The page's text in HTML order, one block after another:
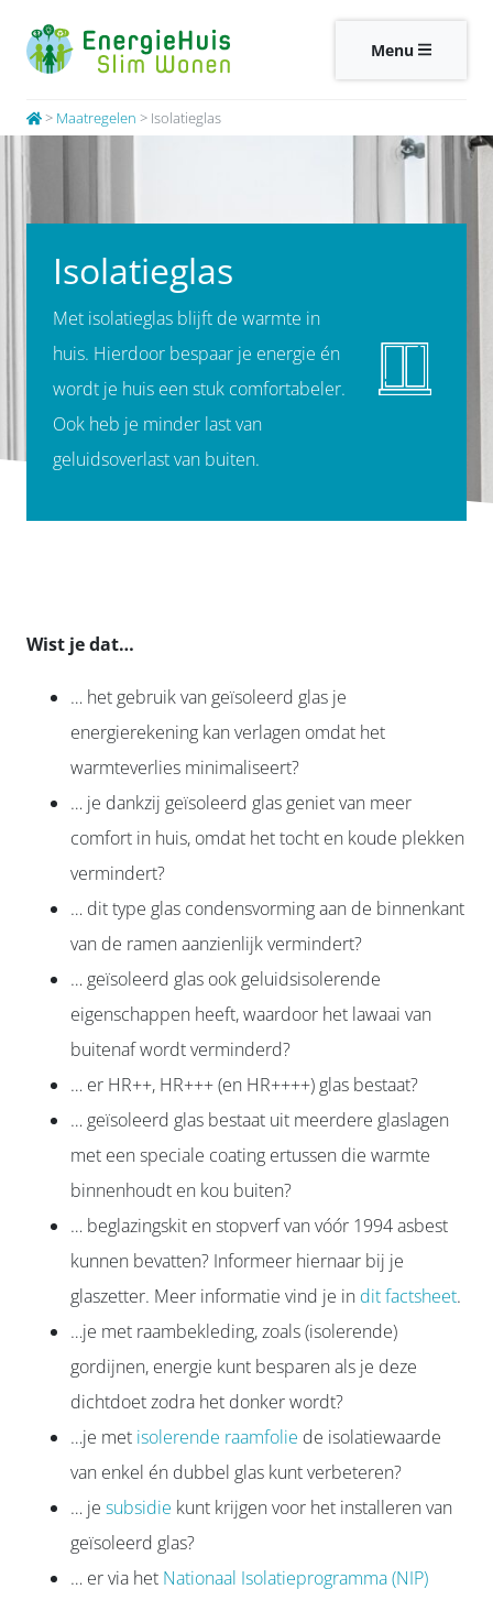
Menu
> Maatregelen > Isolatieglas
Isolatieglas
Met isolatieglas blijft de warmte in
huis. Hierdoor bespaar je energie én
wordt je huis een stuk comfortabeler.
Ook heb je minder last van
geluidsoverlast van buiten.
Wist je dat…
… het gebruik van geïsoleerd glas je
energierekening kan verlagen omdat het
warmteverlies minimaliseert?
… je dankzij geïsoleerd glas geniet van meer
comfort in huis, omdat het tocht en koude plekken
vermindert?
… dit type glas condensvorming aan de binnenkant
van de ramen aanzienlijk vermindert?
… geïsoleerd glas ook geluidsisolerende
eigenschappen heeft, waardoor het lawaai van
buitenaf wordt verminderd?
… er HR++, HR+++ (en HR++++) glas bestaat?
… geïsoleerd glas bestaat uit meerdere glaslagen
met een speciale coating ertussen die warmte
binnenhoudt en kou buiten?
… beglazingskit en stopverf van vóór 1994 asbest
kunnen bevatten? Informeer hiernaar bij je
glaszetter. Meer informatie vind je in dit factsheet.
…je met raambekleding, zoals (isolerende)
gordijnen, energie kunt besparen als je deze
dichtdoet zodra het donker wordt?
…je met isolerende raamfolie de isolatiewaarde
van enkel én dubbel glas kunt verbeteren?
… je subsidie kunt krijgen voor het installeren van
geïsoleerd glas?
… er via het Nationaal Isolatieprogramma (NIP)